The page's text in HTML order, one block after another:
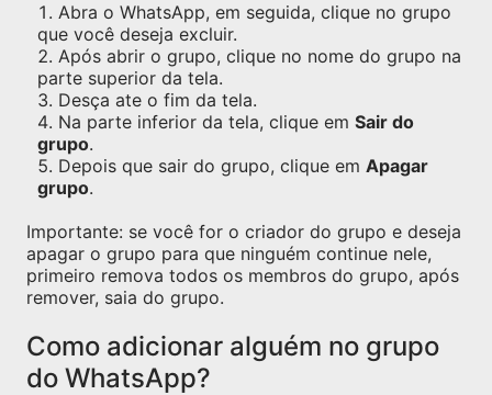
Abra o WhatsApp, em seguida, clique no grupo
que você deseja excluir.
Após abrir o grupo, clique no nome do grupo na
parte superior da tela.
Desça ate o fim da tela.
Na parte inferior da tela, clique em Sair do
grupo.
Depois que sair do grupo, clique em Apagar
grupo.
Importante: se você for o criador do grupo e deseja
apagar o grupo para que ninguém continue nele,
primeiro remova todos os membros do grupo, após
remover, saia do grupo.
Como adicionar alguém no grupo
do WhatsApp?